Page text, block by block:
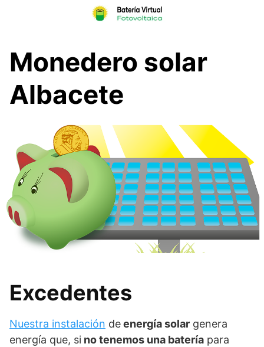
Monedero solar
Albacete
Excedentes
Nuestra instalación deenergía solar genera
energía que, si no tenemos una batería para